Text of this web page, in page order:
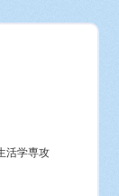
活学専攻